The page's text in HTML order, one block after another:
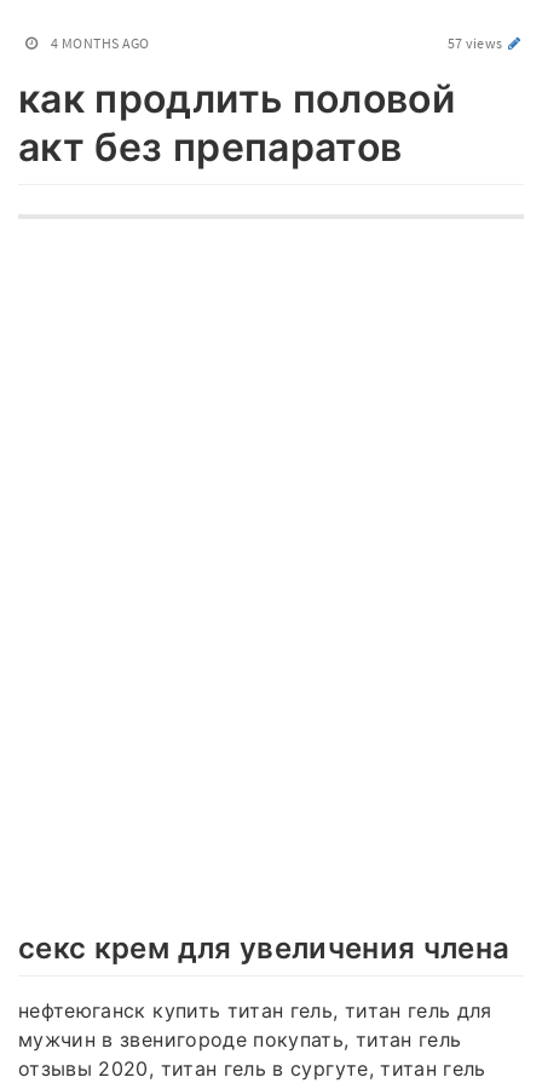
4 MONTHS AGO 57 views
как продлить половой
акт без препаратов
секс крем для увеличения члена
нефтеюганск купить титан гель, титан гель для
мужчин в звенигороде покупать, титан гель
отзывы 2020, титан гель в сургуте, титан гель